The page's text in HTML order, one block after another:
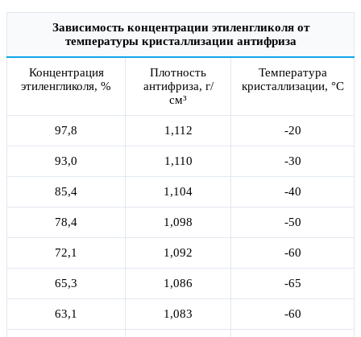
Зависимость концентрации этиленгликоля от
температуры кристаллизации антифриза
Концентрация
этиленгликоля, %
Плотность
антифриза, г/
см³
Температура
кристаллизации, °С
97,8 1,112 -20
93,0 1,110 -30
85,4 1,104 -40
78,4 1,098 -50
72,1 1,092 -60
65,3 1,086 -65
63,1 1,083 -60